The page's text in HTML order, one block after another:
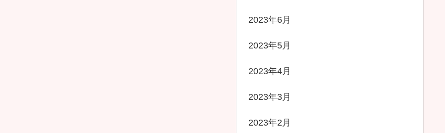
2023年6月
2023年5月
2023年4月
2023年3月
2023年2月